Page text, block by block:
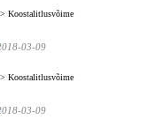
> Koostalitlusvõime
03-09
> Koostalitlusvõime
03-09